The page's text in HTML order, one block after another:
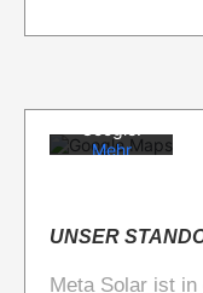
g von
Mehr
laden
Google
UNSER
Meta Solar ist